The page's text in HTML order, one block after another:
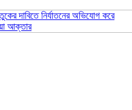
দাবিতে নির্যাতনের অভিযোগ করে
আক্তার